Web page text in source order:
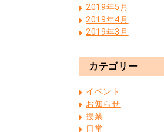
2019年5月
2019年4月
2019年3月
カテゴリー
イベント
お知らせ
授業
日常